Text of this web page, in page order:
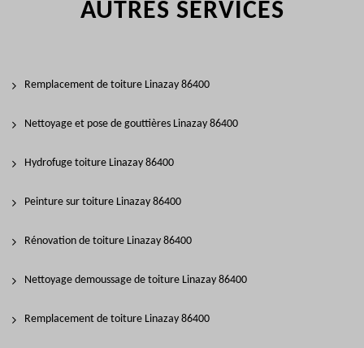
AUTRES SERVICES
Remplacement de toiture Linazay 86400
Nettoyage et pose de gouttières Linazay 86400
Hydrofuge toiture Linazay 86400
Peinture sur toiture Linazay 86400
Rénovation de toiture Linazay 86400
Nettoyage demoussage de toiture Linazay 86400
Remplacement de toiture Linazay 86400